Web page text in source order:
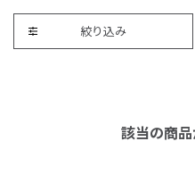
絞り込み
該当の商